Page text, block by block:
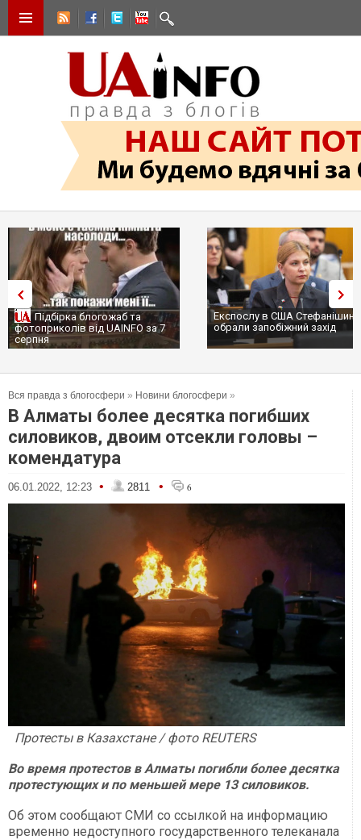
Підбірка блогожаб та
фотоприколів від UAINFO за 7
серпня
Експослу в США
обрали запобіжний захід
Вся правда з блогосфери » Новини блогосфери »
В Алматы более десятка погибших
силовиков, двоим отсекли головы –
комендатура
06.01.2022, 12:23 • 2811 • 6
Протесты в Казахстане / фото REUTERS
Во время протестов в Алматы погибли более десятка
протестующих и по меньшей мере 13 силовиков.
Об этом сообщают СМИ со ссылкой на информацию
временно недоступного государственного телеканала